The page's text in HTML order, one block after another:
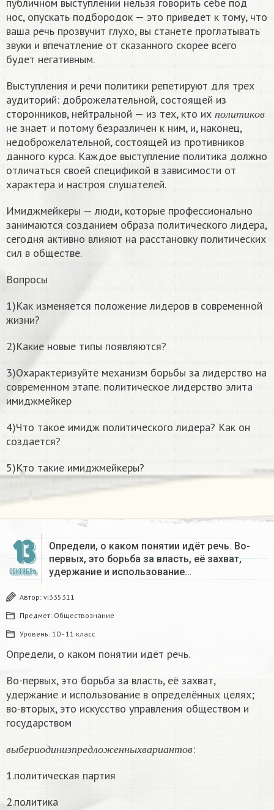
публичном выступлении нельзя говорить себе под
нос, опускать подбородок — это приведет к тому, что
ваша речь прозвучит глухо, вы станете проглатывать
звуки и впечатление от сказанного скорее всего
будет негативным.
Выступления и речи политики репетируют для трех
аудиторий: доброжелательной, состоящей из
сторонников, нейтральной — из тех, кто их
п ол и т и к о в
по
не знает и потому безразличен к ним, и, наконец,
недоброжелательной, состоящей из противников
данного курса. Каждое выступление политика должно
отличаться своей спецификой в зависимости от
характера и настроя слушателей.
Имиджмейкеры — люди, которые профессионально
занимаются созданием образа политического лидера,
сегодня активно влияют на расстановку политических
сил в обществе.
Вопросы
1)Как изменяется положение лидеров в современной
жизни?
2)Какие новые типы появляются?
3)Охарактеризуйте механизм борьбы за лидерство на
современном этапе. политическое лидерство элита
имиджмейкер
4)Что такое имидж политического лидера? Как он
создается?
5)Кто такие имиджмейкеры?
13
СЕНТЯБРЬ
Определи, о каком понятии идёт речь. Во-
первых, это борьба за власть, её захват,
удержание и использование…
Автор: vi335311
Предмет: Обществознание
Уровень: 10 - 11 класс
Определи, о каком понятии идёт речь.
Во-первых, это борьба за власть, её захват,
удержание и использование в определённых целях;
во-вторых, это искусство управления обществом и
государством
в ы б е р и о д и н и з п р е дл о ж е н н ыхв а р и а н т о в
б од ре
:
1.политическая партия
2.политика